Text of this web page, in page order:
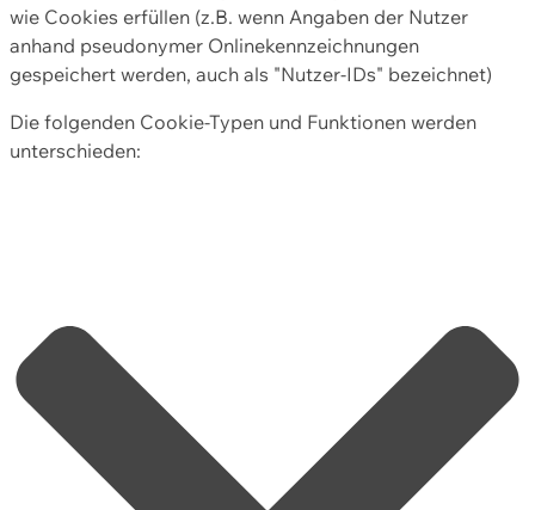
wie Cookies erfüllen (z.B. wenn Angaben der Nutzer
anhand pseudonymer Onlinekennzeichnungen
gespeichert werden, auch als "Nutzer-IDs" bezeichnet)
Die folgenden Cookie-Typen und Funktionen werden
unterschieden: